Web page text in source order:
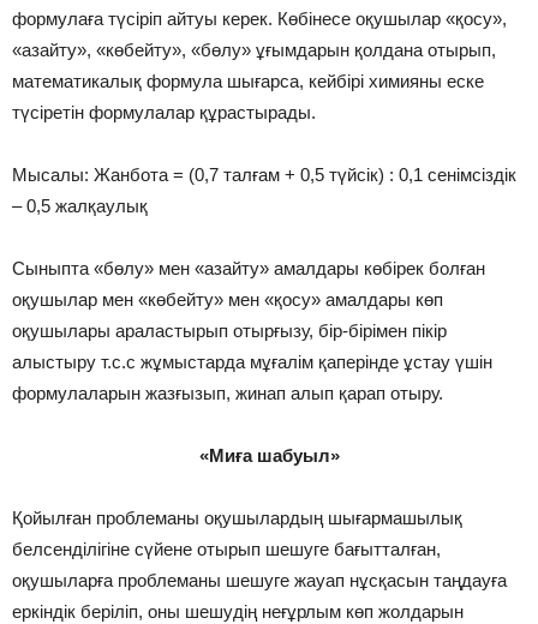
формулаға түсіріп айтуы керек. Көбінесе оқушылар «қосу»,
«азайту», «көбейту», «бөлу» ұғымдарын қолдана отырып,
математикалық формула шығарса, кейбірі химияны еске
түсіретін формулалар құрастырады.
Мысалы: Жанбота = (0,7 талғам + 0,5 түйсік) : 0,1 сенімсіздік
– 0,5 жалқаулық
Сыныпта «бөлу» мен «азайту» амалдары көбірек болған
оқушылар мен «көбейту» мен «қосу» амалдары көп
оқушылары араластырып отырғызу, бір-бірімен пікір
алыстыру т.с.с жұмыстарда мұғалім қаперінде ұстау үшін
формулаларын жазғызып, жинап алып қарап отыру.
«Миға шабуыл»
Қойылған проблеманы оқушылардың шығармашылық
белсенділігіне сүйене отырып шешуге бағытталған,
оқушыларға проблеманы шешуге жауап нұсқасын таңдауға
еркіндік беріліп, оны шешудің неғұрлым көп жолдарын